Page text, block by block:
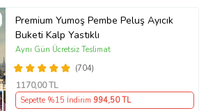
Premium Yumoş Pembe Peluş Ayıcık
Buketi Kalp Yastıklı
(704)
Aynı Gün Ücretsiz Teslimat
1170,00 TL
Sepette %15 İndirim 994,50 TL